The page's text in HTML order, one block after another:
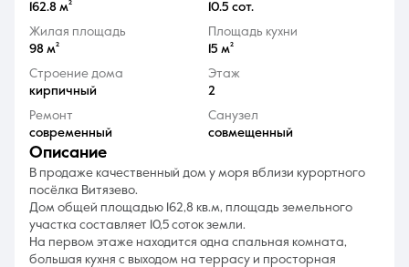
8 (861) 297-00-00
Ежедневно с 08:30 до 20:00
162.8 м²
10.5 сот.
Жилая площадь
98 м²
Площадь кухни
15 м²
Строение дома
кирпичный
Этаж
2
Ремонт
современный
Санузел
совмещенный
описание
В продаже качественный дом у моря вблизи курортного
посёлка Витязево.
Дом общей площадью 162,8 кв.м, площадь земельного
участка составляет 10,5 соток земли.
На первом этаже находится одна спальная комната,
большая кухня с выходом на террасу и просторная